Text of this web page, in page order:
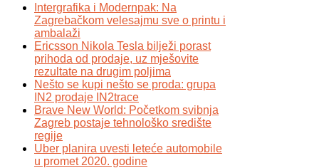
Intergrafika i Modernpak: Na
Zagrebačkom velesajmu sve o printu i
ambalaži
Ericsson Nikola Tesla bilježi porast
prihoda od prodaje, uz mješovite
rezultate na drugim poljima
Nešto se kupi nešto se proda: grupa
IN2 prodaje IN2trace
Brave New World: Početkom svibnja
Zagreb postaje tehnološko središte
regije
Uber planira uvesti leteće automobile
u promet 2020. godine